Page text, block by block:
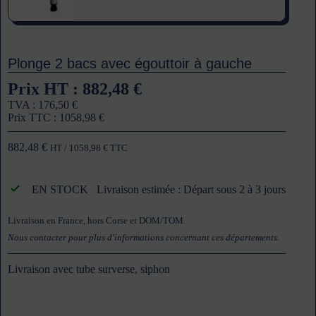
Plonge 2 bacs avec égouttoir à gauche
Prix HT : 882,48 €
TVA : 176,50 €
Prix TTC : 1058,98 €
882,48 € HT / 1058,98 € TTC
EN STOCK Livraison estimée : Départ sous 2 à 3 jours
Livraison en France, hors Corse et DOM/TOM.
Nous contacter pour plus d'informations concernant ces départements
Livraison avec tube surverse, siphon